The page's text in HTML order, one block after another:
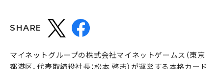
SHARE
マイネットグループの株式会社マイネットゲームス（東京
都港区、代表取締役社長：松本 啓志）が運営する本格カード